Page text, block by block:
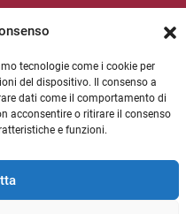
tecnologie come i cookie per
del dispositivo. Il consenso a
dati come il comportamento di
acconsentire o ritirare il consenso
e funzioni.